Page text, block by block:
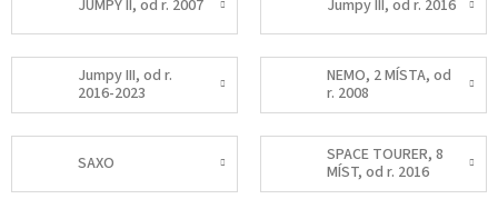
JUMPY II, od r. 2007 Jumpy III, od r. 2016
Jumpy III, od r.
2016-2023
NEMO, 2 MÍSTA, od
r. 2008
SAXO
SPACE TOURER, 8
MÍST, od r. 2016